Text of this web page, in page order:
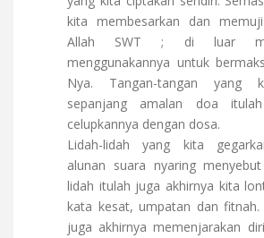
kita membesarkan dan
Allah SWT ; di luar
menggunakannya untuk
Nya. Tangan-tangan yang
sepanjang amalan doa
celupkannya dengan dosa.
Lidah-lidah yang kita
alunan suara nyaring
lidah itulah juga akhirnya kita
kata kesat, umpatan dan fitnah.
juga akhirnya memenjarakan